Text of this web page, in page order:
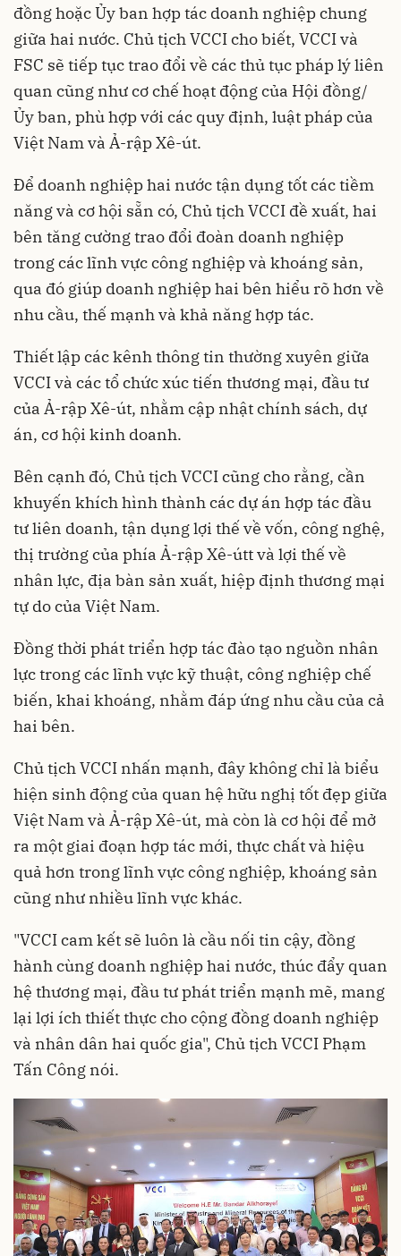
đồng hoặc Ủy ban hợp tác doanh nghiệp chung
giữa hai nước. Chủ tịch VCCI cho biết, VCCI và
FSC sẽ tiếp tục trao đổi về các thủ tục pháp lý liên
quan cũng như cơ chế hoạt động của Hội đồng/
Ủy ban, phù hợp với các quy định, luật pháp của
Việt Nam và Ả-rập Xê-út.
Để doanh nghiệp hai nước tận dụng tốt các tiềm
năng và cơ hội sẵn có, Chủ tịch VCCI đề xuất, hai
bên tăng cường trao đổi đoàn doanh nghiệp
trong các lĩnh vực công nghiệp và khoáng sản,
qua đó giúp doanh nghiệp hai bên hiểu rõ hơn về
nhu cầu, thế mạnh và khả năng hợp tác.
Thiết lập các kênh thông tin thường xuyên giữa
VCCI và các tổ chức xúc tiến thương mại, đầu tư
của Ả-rập Xê-út, nhằm cập nhật chính sách, dự
án, cơ hội kinh doanh.
Bên cạnh đó, Chủ tịch VCCI cũng cho rằng, cần
khuyến khích hình thành các dự án hợp tác đầu
tư liên doanh, tận dụng lợi thế về vốn, công nghệ,
thị trường của phía Ả-rập Xê-útt và lợi thế về
nhân lực, địa bàn sản xuất, hiệp định thương mại
tự do của Việt Nam.
Đồng thời phát triển hợp tác đào tạo nguồn nhân
lực trong các lĩnh vực kỹ thuật, công nghiệp chế
biến, khai khoáng, nhằm đáp ứng nhu cầu của cả
hai bên.
Chủ tịch VCCI nhấn mạnh, đây không chỉ là biểu
hiện sinh động của quan hệ hữu nghị tốt đẹp giữa
Việt Nam và Ả-rập Xê-út, mà còn là cơ hội để mở
ra một giai đoạn hợp tác mới, thực chất và hiệu
quả hơn trong lĩnh vực công nghiệp, khoáng sản
cũng như nhiều lĩnh vực khác.
"VCCI cam kết sẽ luôn là cầu nối tin cậy, đồng
hành cùng doanh nghiệp hai nước, thúc đẩy quan
hệ thương mại, đầu tư phát triển mạnh mẽ, mang
lại lợi ích thiết thực cho cộng đồng doanh nghiệp
và nhân dân hai quốc gia", Chủ tịch VCCI Phạm
Tấn Công nói.